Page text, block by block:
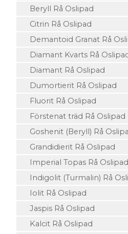
Beryll Rå Oslipad
Citrin Rå Oslipad
Demantoid Granat Rå
Diamant Kvarts Rå
Diamant Rå Oslipad
Dumortierit Rå Oslipad
Fluorit Rå Oslipad
Förstenat träd Rå Oslipad
Goshenit (Beryll) Rå
Grandidierit Rå Oslipad
Imperial Topas Rå Oslipad
Indigolit (Turmalin) Rå
Iolit Rå Oslipad
Jaspis Rå Oslipad
Kalcit Rå Oslipad